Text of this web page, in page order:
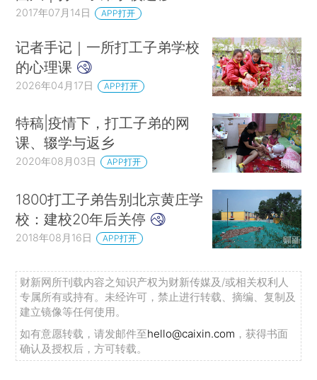
2017年07月14日 APP打开
记者手记｜一所打工子弟学校
的心理课
2026年04月17日 APP打开
特稿|疫情下，打工子弟的网
课、辍学与返乡
2020年08月03日 APP打开
1800打工子弟告别北京黄庄学
校：建校20年后关停
2018年08月16日 APP打开
财新网所刊载内容之知识产权为财新传媒及/或相关权利人
专属所有或持有。未经许可，禁止进行转载、摘编、复制及
建立镜像等任何使用。
如有意愿转载，请发邮件至hello@caixin.com ，获得书面
确认及授权后，方可转载。